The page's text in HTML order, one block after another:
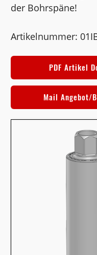
der Bohrspäne!
Artikelnummer:
PDF Artikel
Mail Angebot/